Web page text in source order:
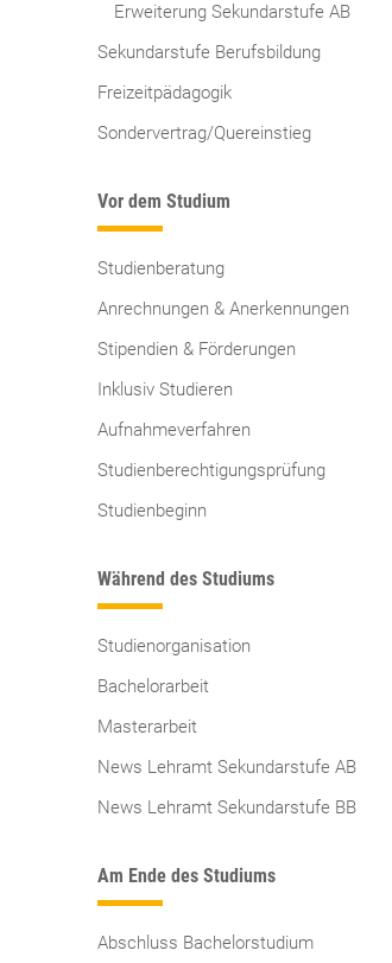
Erweiterung Sekundarstufe AB
Sekundarstufe Berufsbildung
Freizeitpädagogik
Sondervertrag/Quereinstieg
Vor dem Studium
Studienberatung
Anrechnungen & Anerkennungen
Stipendien & Förderungen
Inklusiv Studieren
Aufnahmeverfahren
Studienberechtigungsprüfung
Studienbeginn
Während des Studiums
Studienorganisation
Bachelorarbeit
Masterarbeit
News Lehramt Sekundarstufe AB
News Lehramt Sekundarstufe BB
Am Ende des Studiums
Abschluss Bachelorstudium